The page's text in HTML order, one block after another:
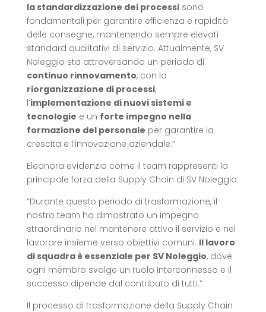
la standardizzazione dei processisono
fondamentali per garantire efficienza e rapidità
delle consegne, mantenendo sempre elevati
standard qualitativi di servizio. Attualmente, SV
Noleggio sta attraversando un periodo di
continuo rinnovamento, con la
riorganizzazione di processi,
l’implementazione di nuovi sistemi e
tecnologie e un forte impegno nella
formazione del personale per garantire la
crescita e l’innovazione aziendale.”
Eleonora evidenzia come il team rappresenti la
principale forza della Supply Chain di SV Noleggio:
“Durante questo periodo di trasformazione, il
nostro team ha dimostrato un impegno
straordinario nel mantenere attivo il servizio e nel
lavorare insieme verso obiettivi comuni. Il lavoro
di squadra è essenziale per SV Noleggio, dove
ogni membro svolge un ruolo interconnesso e il
successo dipende dal contributo di tutti.”
Il processo di trasformazione della Supply Chain